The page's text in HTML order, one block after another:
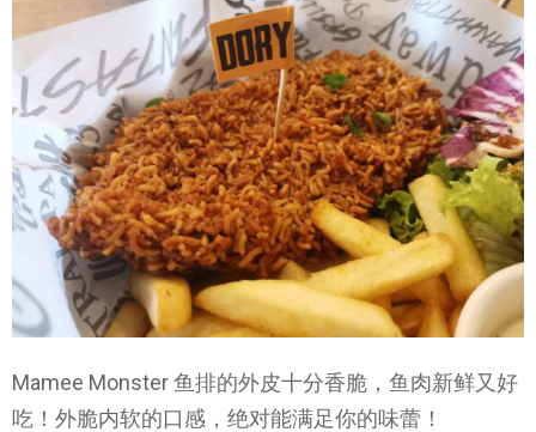
Mamee Monster 鱼排的外皮十分香脆，鱼肉新鲜又好
吃！外脆内软的口感，绝对能满足你的味蕾！